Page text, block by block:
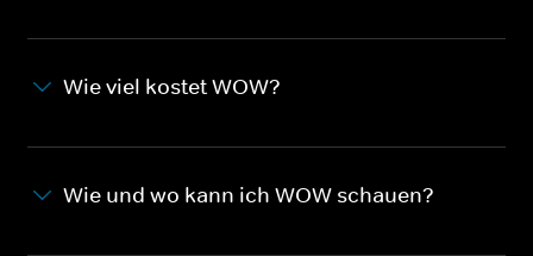
Wie viel kostet WOW?
Wie und wo kann ich WOW schauen?